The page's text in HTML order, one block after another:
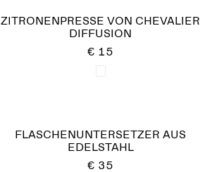
ZITRONENPRESSE VON CHEVALIER
DIFFUSION
€ 15
FLASCHENUNTERSETZER AUS
EDELSTAHL
€ 35